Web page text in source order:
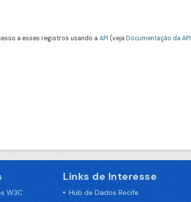
a esses registros usando a API (veja Documentação da API
W3C
Links de Interesse
Hub de Dados Recife